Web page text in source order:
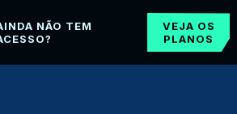
NÃO TEM
VEJA OS
PLANOS